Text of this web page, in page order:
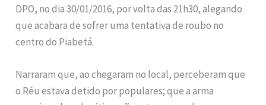
DPO, no dia 30/01/2016, por volta das 21h30, alegando
que acabara de sofrer uma tentativa de roubo no
centro do Piabetá.
Narraram que, ao chegaram no local, perceberam que
o Réu estava detido por populares; que a arma